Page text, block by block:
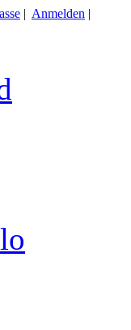
| Anmelden |